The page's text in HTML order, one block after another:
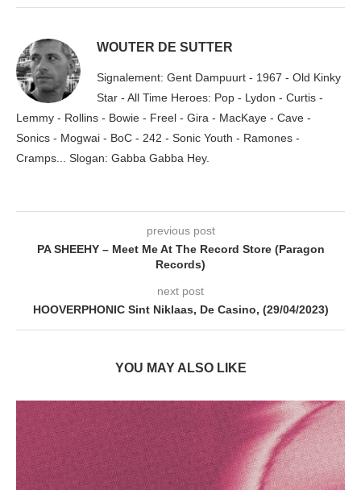
WOUTER DE SUTTER
Signalement: Gent Dampuurt - 1967 - Old Kinky
Star - All Time Heroes: Pop - Lydon - Curtis -
Lemmy - Rollins - Bowie - Freel - Gira - MacKaye - Cave -
Sonics - Mogwai - BoC - 242 - Sonic Youth - Ramones -
Cramps... Slogan: Gabba Gabba Hey.
previous post
PA SHEEHY – Meet Me At The Record Store (Paragon
Records)
next post
HOOVERPHONIC Sint Niklaas, De Casino, (29/04/2023)
YOU MAY ALSO LIKE